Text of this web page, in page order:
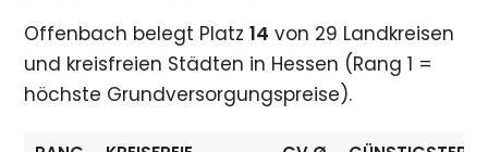
Offenbach belegt Platz14 von 29 Landkreisen
und kreisfreien Städten in Hessen (Rang 1 =
höchste Grundversorgungspreise).